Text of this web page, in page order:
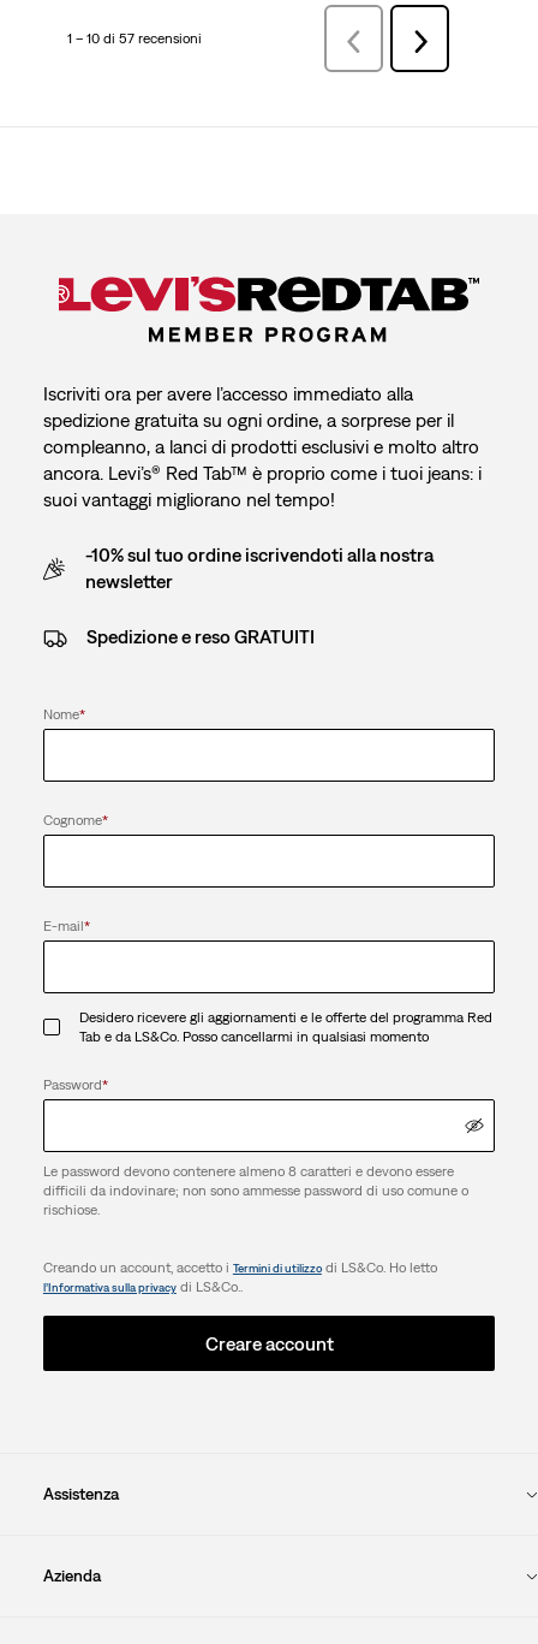
1 – 10 di 57 recensioni Precedenterecensioni
Successiva
recensioni
Iscriviti ora per avere l’accesso immediato alla
spedizione gratuita su ogni ordine, a sorprese per il
compleanno, a lanci di prodotti esclusivi e molto altro
ancora. Levi’s® Red Tab™ è proprio come i tuoi jeans: i
suoi vantaggi migliorano nel tempo!
-10% sul tuo ordine iscrivendoti alla nostra
newsletter
Spedizione e reso GRATUITI
Nome*
Cognome*
E-mail*
Desidero ricevere gli aggiornamenti e le offerte del programma Red
Tab e da LS&Co. Posso cancellarmi in qualsiasi momento
Password*
Le password devono contenere almeno 8 caratteri e devono essere
difficili da indovinare; non sono ammesse password di uso comune o
rischiose.
Creando un account, accetto i Termini di utilizzodi LS&Co. Ho letto
l’Informativa sulla privacydi LS&Co..
Creare account
Assistenza
Azienda